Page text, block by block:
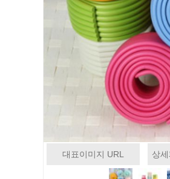
대표이미지 URL 상